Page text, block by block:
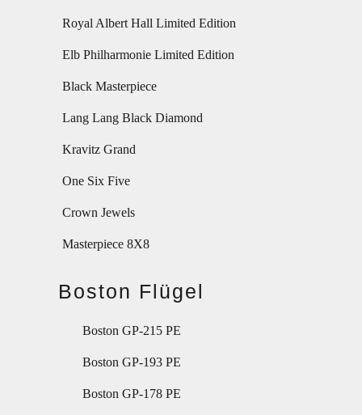
Royal Albert Hall Limited Edition
Elb Philharmonie Limited Edition
Black Masterpiece
Lang Lang Black Diamond
Kravitz Grand
One Six Five
Crown Jewels
Masterpiece 8X8
Boston Flügel
Boston GP-215 PE
Boston GP-193 PE
Boston GP-178 PE